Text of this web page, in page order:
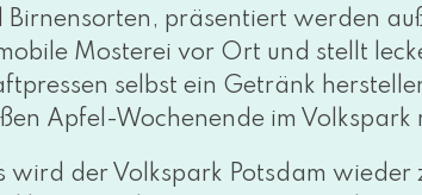
prä­sen­tiert wer­den
Mosterei vor Ort und stellt
selbst ein Getränk
Apfel-Wochenende im Volkspark
der Volkspark Potsdam wie­der